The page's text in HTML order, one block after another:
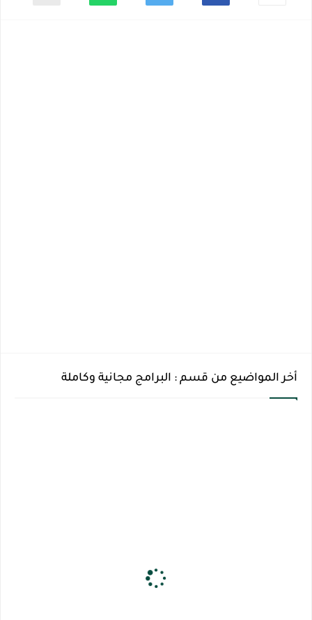
أخر المواضيع من قسم : البرامج مجانية وكاملة